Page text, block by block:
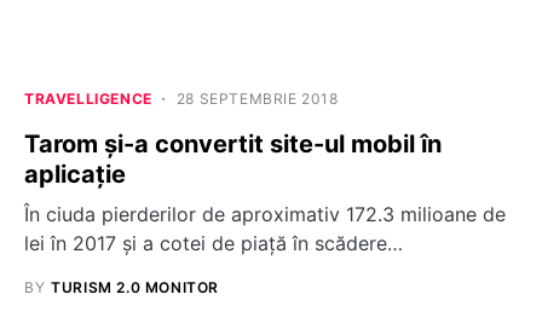
TRAVELLIGENCE 28 SEPTEMBRIE 2018
Tarom și-a convertit site-ul mobil în
aplicație
În ciuda pierderilor de aproximativ 172.3 milioane de
lei în 2017 și a cotei de piață în scădere…
BY TURISM 2.0 MONITOR